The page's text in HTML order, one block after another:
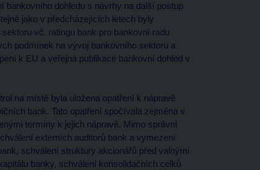
bankovního dohledu s návrhy na další postup
jako v předcházejících letech byly
vč. ratingu bank pro bankovní radu
podmínek na vývoj bankovního sektoru a
k EU a veřejná publikace bankovní dohled v
na místě byla uložena opatření k nápravě
bank. Tato opatření spočívala zejména v
termíny k jejich nápravě. Mimo správní
externích auditorů bank a vymezení
schválení struktury akcionářů před valnými
banky, schválení konsolidačních celků